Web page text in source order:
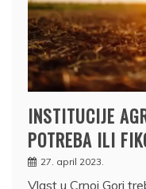
INSTITUCIJE
POTREBA ILI
27. april 2023.
Vlast u Crnoj Gori